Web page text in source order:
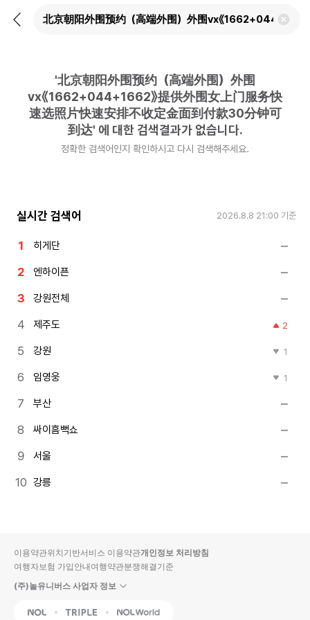
뒤
검
'北京朝阳外围预约（高端外围）外围
vx《1662+044+1662》提供外围女上门服务快
速选照片快速安排不收定金面到付款30分钟可
到达' 에 대한 검색결과가 없습니다.
정확한 검색어인지 확인하시고 다시 검색해주세요.
실시간 검색어 2026.8.8 21:00 기준
히게단
엔하이픈
강원전체
제주도 2
강원 1
임영웅 1
부산
싸이흠뻑쇼
서울
강릉
이용약관위치기반서비스 이용약관개인정보 처리방침
여행자보험 가입안내여행약관분쟁해결기준
(주)놀유니버스 사업자 정보
NOL Triple Interpark Global